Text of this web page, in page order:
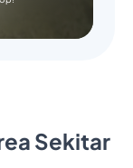
Sekitar